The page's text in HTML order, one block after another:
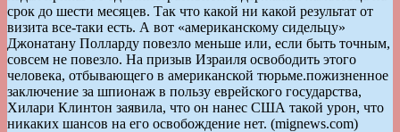
срок до шести месяцев. Так что какой ни какой результат от
визита все-таки есть. А вот «американскому сидельцу»
Джонатану Полларду повезло меньше или, если быть точным,
совсем не повезло. На призыв Израиля освободить этого
человека, отбывающего в американской тюрьме.пожизненное
заключение за шпионаж в пользу еврейского государства,
Хилари Клинтон заявила, что он нанес США такой урон, что
никаких шансов на его освобождение нет. (mignews.com)